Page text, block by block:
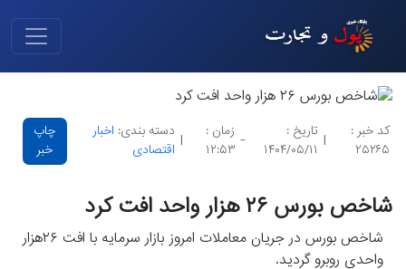
کد خبر :
۲۵۲۶۵
|
تاریخ :
۱۴۰۴/۰۵/۱۱
-
زمان :
۱۲:۵۳
|
دسته بندی: اخبار
اقتصادی
چاپ
خبر
شاخص بورس ۲۶ هزار واحد افت کرد
شاخص بورس در جریان معاملات امروز بازار سرمایه با افت ۲۶هزار
واحدی روبرو گردید.